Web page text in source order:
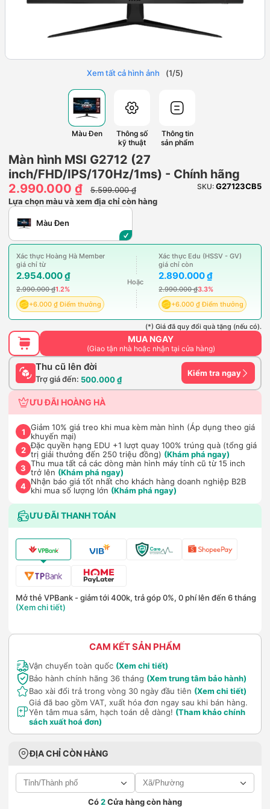
Xem tất cả hình ảnh (1/5)
Màu Đen
Thông số
kỹ thuật
Thông tin
sản phẩm
Màn hình MSI G2712 (27
inch/FHD/IPS/170Hz/1ms) - Chính hãng
2.990.000 ₫
5.599.000 ₫ SKU: G27123CB5
Lựa chọn màu và xem địa chỉ còn hàng
Màu Đen
Xác thực Hoàng Hà Member
giá chỉ từ
2.954.000 ₫
2.990.000 ₫1.2%
+6.000 ₫ Điểm thưởng
Hoặc
Xác thực Edu (HSSV - GV)
giá chỉ còn
2.890.000 ₫
2.990.000 ₫3.3%
+6.000 ₫ Điểm thưởng
(*) Giá đã quy đổi quà tặng (nếu có).
MUA NGAY
(Giao tận nhà hoặc nhận tại cửa hàng)
Thu cũ lên đời
Trợ giá đến: 500.000 ₫
Kiểm tra ngay
ƯU ĐÃI HOÀNG HÀ
1
Giảm 10% giá treo khi mua kèm màn hình (Áp dụng theo giá
khuyến mại)
2 Đặc quyền hạng EDU +1 lượt quay 100% trúng quà (tổng giá
trị giải thưởng đến 250 triệu đồng) (Khám phá ngay)
3 Thu mua tất cả các dòng màn hình máy tính cũ từ 15 inch
trở lên (Khám phá ngay)
4 Nhận báo giá tốt nhất cho khách hàng doanh nghiệp B2B
khi mua số lượng lớn (Khám phá ngay)
ƯU ĐÃI THANH TOÁN
Mở thẻ VPBank - giảm tới 400k, trả góp 0%, 0 phí lên đến 6 tháng
(Xem chi tiết)
CAM KẾT SẢN PHẨM
Vận chuyển toàn quốc (Xem chi tiết)
Bảo hành chính hãng 36 tháng (Xem trung tâm bảo hành)
Bao xài đổi trả trong vòng 30 ngày đầu tiên (Xem chi tiết)
Giá đã bao gồm VAT, xuất hóa đơn ngay sau khi bán hàng.
Yên tâm mua sắm, hạch toán dễ dàng! (Tham khảo chính
sách xuất hoá đơn)
ĐỊA CHỈ CÒN HÀNG
Có2Cửa hàng còn hàng